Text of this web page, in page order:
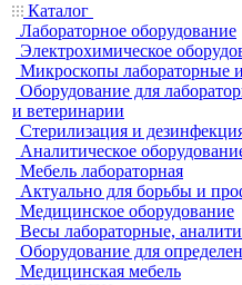
Каталог
Лабораторное оборудование
Электрохимическое
Микроскопы лабораторные
Оборудование для
и ветеринарии
Стерилизация и
Аналитическое
Мебель лабораторная
Актуально для борьбы и
Медицинское оборудование
Весы лабораторные,
Оборудование для
Медицинская мебель